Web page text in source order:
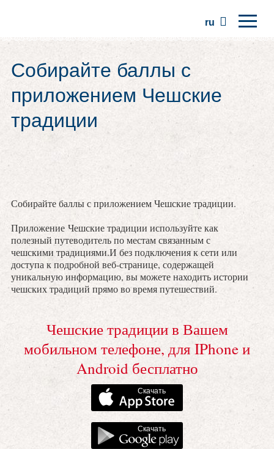
ru
Регионы
Традиции
Экскурсии
Собирайте баллы с
приложением Чешские
традиции
Собирайте баллы с приложением Чешские традиции.
Приложение Чешские традиции используйте как
полезный путеводитель по местам связанным с
чешскими традициями.И без подключения к сети или
доступа к подробной веб-странице, содержащей
уникальную информацию, вы можете находить истории
чешских традиций прямо во время путешествий.
Чешские традиции в Вашем
мобильном телефоне, для IPhone и
Android бесплатно
Скачать
Скачать